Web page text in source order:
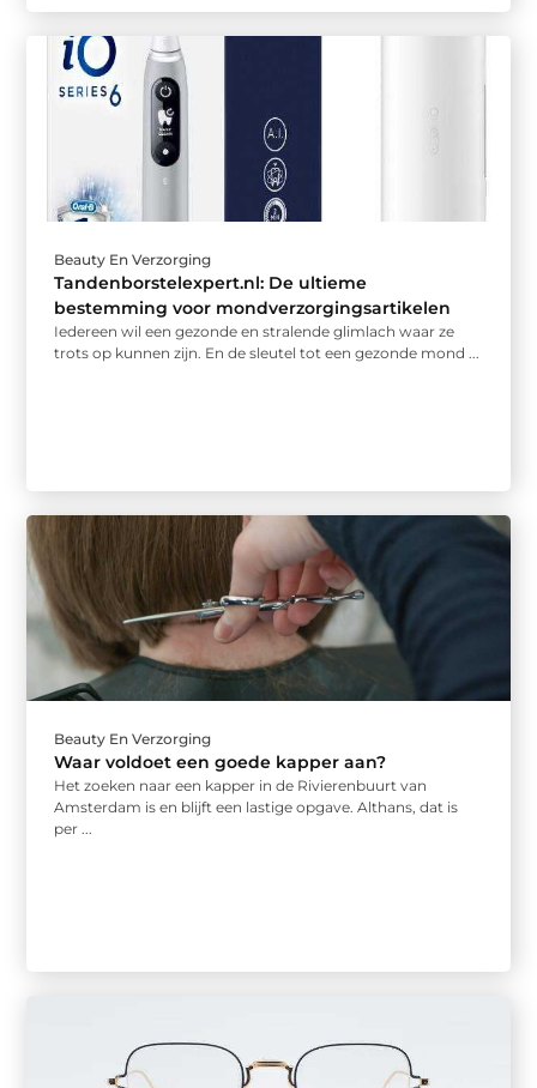
Beauty En Verzorging
Tandenborstelexpert.nl: De ultieme
bestemming voor mondverzorgingsartikelen
Iedereen wil een gezonde en stralende glimlach waar ze
trots op kunnen zijn. En de sleutel tot een gezonde mond ...
Beauty En Verzorging
Waar voldoet een goede kapper aan?
Het zoeken naar een kapper in de Rivierenbuurt van
Amsterdam is en blijft een lastige opgave. Althans, dat is
per ...